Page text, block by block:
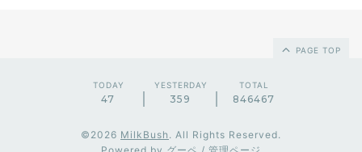
PAGE TOP
TODAY
47
YESTERDAY
359
TOTAL
846467
©2026 MilkBush . All Rights Reserved.